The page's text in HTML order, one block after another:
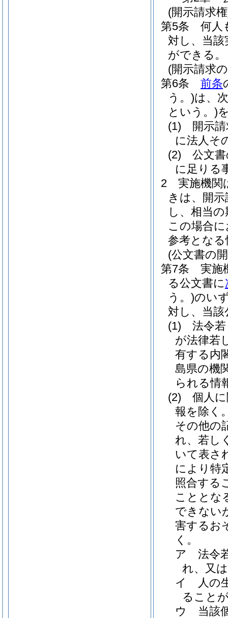
(開示請求
第5条
何人
対し、当
ができる。
(開示請求
第6条
前条
う。)は、
という。)
(1)
開示
に法人そ
(2)
公文
に足りる
2
実施機関
きは、開
し、相当
この場合
参考とな
(公文書の
第7条
実施
る公文書に
う。)のい
対し、当
(1)
法令
が法律若
有する内
島県の機
られる情
(2)
個人
報を除く
その他の
れ、若し
いて表さ
により特
照合する
こととな
できない
害するお
く。
ア
法令
れ、又
イ
人の
ること
ウ
当該